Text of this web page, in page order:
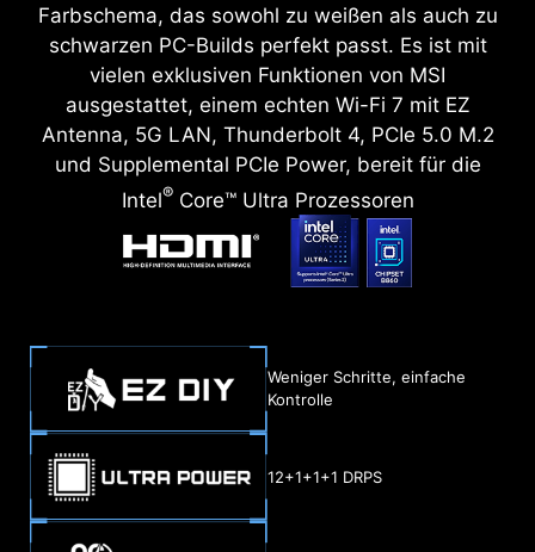
Farbschema, das sowohl zu weißen als auch zu
schwarzen PC-Builds perfekt passt. Es ist mit
vielen exklusiven Funktionen von MSI
ausgestattet, einem echten Wi-Fi 7 mit EZ
Antenna, 5G LAN, Thunderbolt 4, PCIe 5.0 M.2
und Supplemental PCIe Power, bereit für die
Intel®Core™ Ultra Prozessoren
Weniger Schritte, einfache
Kontrolle
12+1+1+1 DRPS